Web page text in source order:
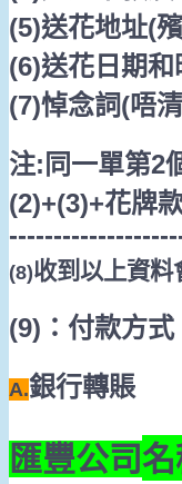
(5)送花地址(
(6)送花日期和
(7)悼念詞(唔
注: 同一單第2
(2)+(3)+花牌
(8)收到以上資料
(9) ：付款方式
A.銀行轉賬
匯豐公司